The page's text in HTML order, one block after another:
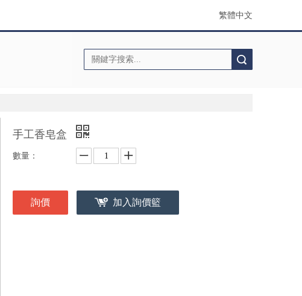
繁體中文
手工香皂盒
數量：
詢價 加入詢價籃